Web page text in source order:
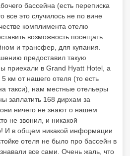
бассейна (есть переписка
все это случилось не по вине
комплимента отелю
возможность посещать
и трансфер, для купания.
предоставил такую
приехали в Grand Hyatt ​Hotel, а
км от нашего отеля (то есть
такси), нам местные отельеры
заплатить 168 дирхам за
ничего не знают о нашем
не звонил, и никакой
И в общем никакой информации
отеля не было про бассейн в
все сами. Очень жаль, что